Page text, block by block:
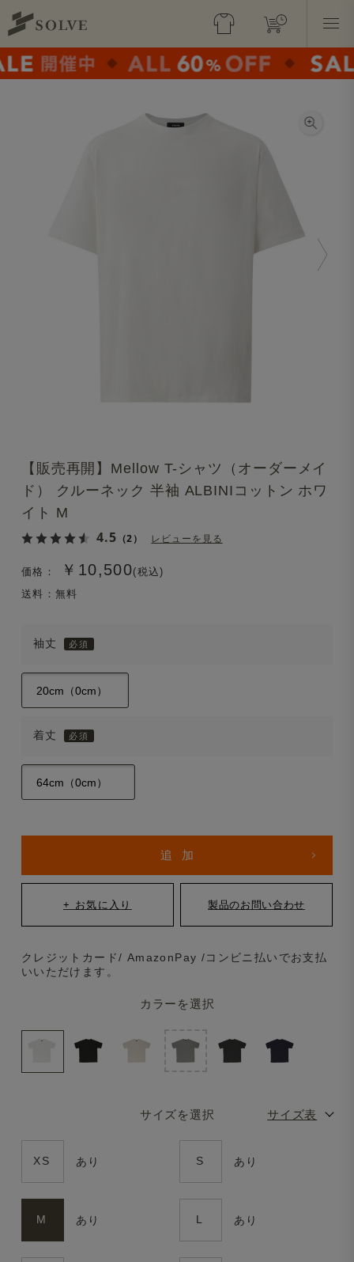
【販売再開】Mellow T-シャツ（オーダーメイ
ド） クルーネック 半袖 ALBINIコットン ホワ
イト M
4.5 （2） レビューを見る
価格： ￥10,500(税込)
送料：無料
袖丈
着丈
カラーを選択
サイズを選択 サイズ表
XS あり S あり
M あり L あり
クレジットカード/ AmazonPay /コンビニ払いでお支払
いいただけます。